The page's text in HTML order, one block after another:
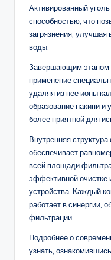
Активированный
способностью, что
загрязнения, улучшая
воды.
Завершающим этапом
применение
удаляя из нее ионы
образование накипи и
более приятной для
Внутренняя
обеспечивает
всей площади
эффективной очистке
устройства. Каждый
работает в синергии,
фильтрации.
Подробнее о
узнать,